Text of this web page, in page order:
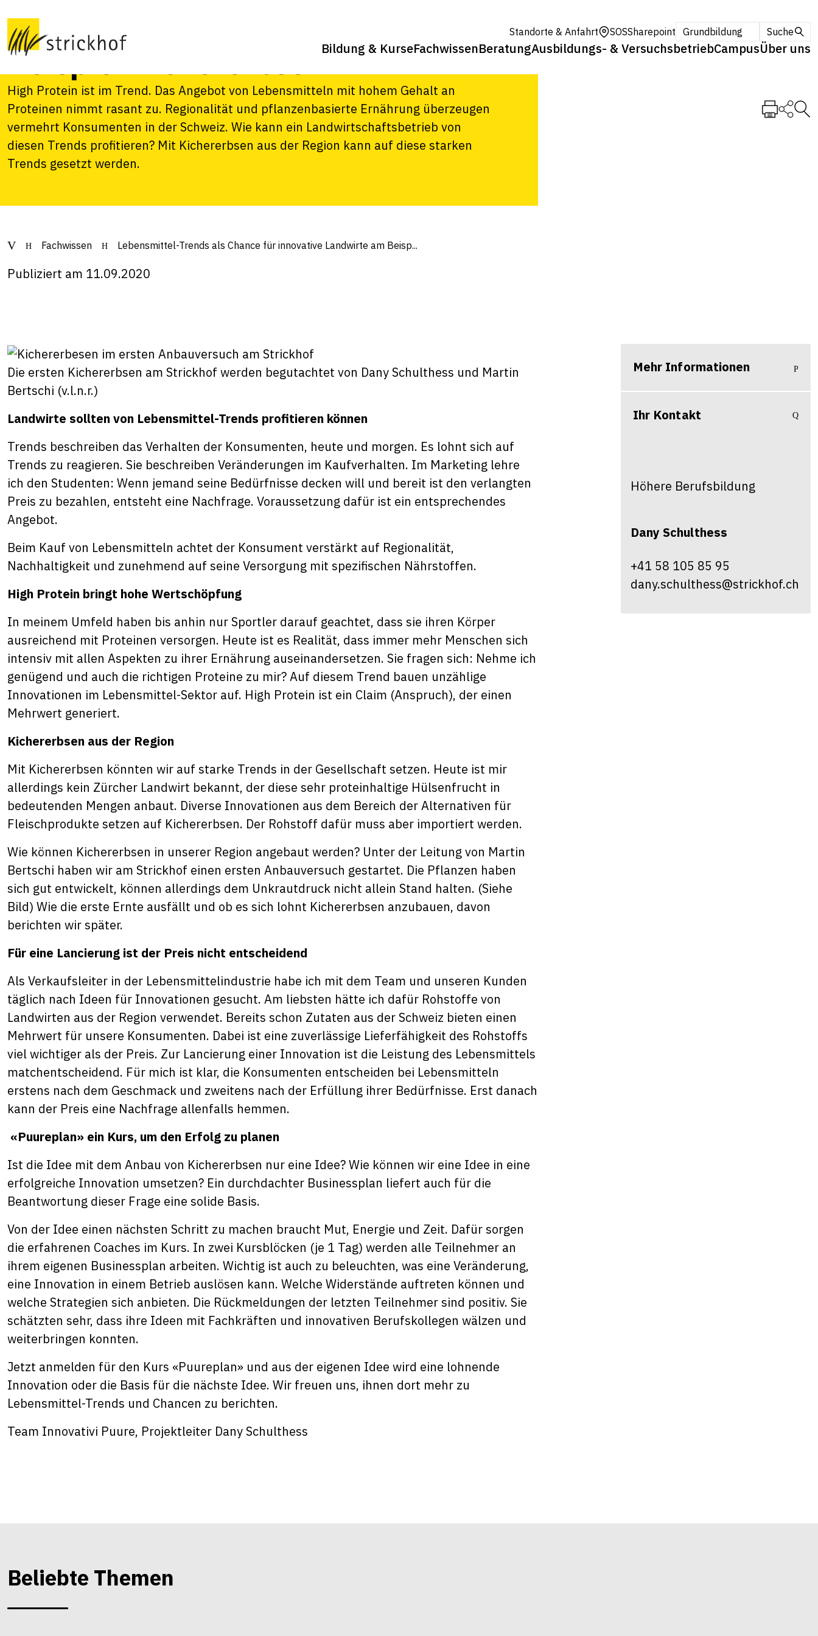
Standorte & Anfahrt SOSSharepoint Grundbildung Suche
Bildung & KurseFachwissenBeratungAusbildungs- & VersuchsbetriebCampusÜber uns
für innovative Landwirte am
Beispiel Kichererbsen
High Protein ist im Trend. Das Angebot von Lebensmitteln mit hohem Gehalt an
Proteinen nimmt rasant zu. Regionalität und pflanzenbasierte Ernährung überzeugen
vermehrt Konsumenten in der Schweiz. Wie kann ein Landwirtschaftsbetrieb von
diesen Trends profitieren? Mit Kichererbsen aus der Region kann auf diese starken
Trends gesetzt werden.
Fachwissen Lebensmittel-Trends als Chance für innovative Landwirte am Beisp...
Publiziert am 11.09.2020
Die ersten Kichererbsen am Strickhof werden begutachtet von Dany Schulthess und Martin
Bertschi (v.l.n.r.)
Landwirte sollten von Lebensmittel-Trends profitieren können
Trends beschreiben das Verhalten der Konsumenten, heute und morgen. Es lohnt sich auf
Trends zu reagieren. Sie beschreiben Veränderungen im Kaufverhalten. Im Marketing lehre
ich den Studenten: Wenn jemand seine Bedürfnisse decken will und bereit ist den verlangten
Preis zu bezahlen, entsteht eine Nachfrage. Voraussetzung dafür ist ein entsprechendes
Angebot.
Beim Kauf von Lebensmitteln achtet der Konsument verstärkt auf Regionalität,
Nachhaltigkeit und zunehmend auf seine Versorgung mit spezifischen Nährstoffen.
High Protein bringt hohe Wertschöpfung
In meinem Umfeld haben bis anhin nur Sportler darauf geachtet, dass sie ihren Körper
ausreichend mit Proteinen versorgen. Heute ist es Realität, dass immer mehr Menschen sich
intensiv mit allen Aspekten zu ihrer Ernährung auseinandersetzen. Sie fragen sich: Nehme ich
genügend und auch die richtigen Proteine zu mir? Auf diesem Trend bauen unzählige
Innovationen im Lebensmittel-Sektor auf. High Protein ist ein Claim (Anspruch), der einen
Mehrwert generiert.
Kichererbsen aus der Region
Mit Kichererbsen könnten wir auf starke Trends in der Gesellschaft setzen. Heute ist mir
allerdings kein Zürcher Landwirt bekannt, der diese sehr proteinhaltige Hülsenfrucht in
bedeutenden Mengen anbaut. Diverse Innovationen aus dem Bereich der Alternativen für
Fleischprodukte setzen auf Kichererbsen. Der Rohstoff dafür muss aber importiert werden.
Wie können Kichererbsen in unserer Region angebaut werden? Unter der Leitung von Martin
Bertschi haben wir am Strickhof einen ersten Anbauversuch gestartet. Die Pflanzen haben
sich gut entwickelt, können allerdings dem Unkrautdruck nicht allein Stand halten. (Siehe
Bild) Wie die erste Ernte ausfällt und ob es sich lohnt Kichererbsen anzubauen, davon
berichten wir später.
Für eine Lancierung ist der Preis nicht entscheidend
Als Verkaufsleiter in der Lebensmittelindustrie habe ich mit dem Team und unseren Kunden
täglich nach Ideen für Innovationen gesucht. Am liebsten hätte ich dafür Rohstoffe von
Landwirten aus der Region verwendet. Bereits schon Zutaten aus der Schweiz bieten einen
Mehrwert für unsere Konsumenten. Dabei ist eine zuverlässige Lieferfähigkeit des Rohstoffs
viel wichtiger als der Preis. Zur Lancierung einer Innovation ist die Leistung des Lebensmittels
matchentscheidend. Für mich ist klar, die Konsumenten entscheiden bei Lebensmitteln
erstens nach dem Geschmack und zweitens nach der Erfüllung ihrer Bedürfnisse. Erst danach
kann der Preis eine Nachfrage allenfalls hemmen.
«Puureplan» ein Kurs, um den Erfolg zu planen
Ist die Idee mit dem Anbau von Kichererbsen nur eine Idee? Wie können wir eine Idee in eine
erfolgreiche Innovation umsetzen? Ein durchdachter Businessplan liefert auch für die
Beantwortung dieser Frage eine solide Basis.
Von der Idee einen nächsten Schritt zu machen braucht Mut, Energie und Zeit. Dafür sorgen
die erfahrenen Coaches im Kurs. In zwei Kursblöcken (je 1 Tag) werden alle Teilnehmer an
ihrem eigenen Businessplan arbeiten. Wichtig ist auch zu beleuchten, was eine Veränderung,
eine Innovation in einem Betrieb auslösen kann. Welche Widerstände auftreten können und
welche Strategien sich anbieten. Die Rückmeldungen der letzten Teilnehmer sind positiv. Sie
schätzten sehr, dass ihre Ideen mit Fachkräften und innovativen Berufskollegen wälzen und
weiterbringen konnten.
Jetzt anmelden für den Kurs «Puureplan» und aus der eigenen Idee wird eine lohnende
Innovation oder die Basis für die nächste Idee. Wir freuen uns, ihnen dort mehr zu
Lebensmittel-Trends und Chancen zu berichten.
Team Innovativi Puure, Projektleiter Dany Schulthess
Mehr Informationen
Ihr Kontakt
Höhere Berufsbildung
Dany Schulthess
+41 58 105 85 95
dany.schulthess@strickhof.ch
Beliebte Themen